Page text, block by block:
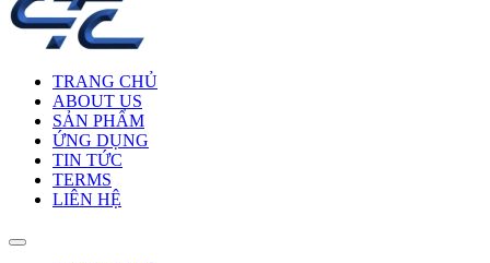
TRANG CHỦ
ABOUT US
SẢN PHẨM
ỨNG DỤNG
TIN TỨC
TERMS
LIÊN HỆ